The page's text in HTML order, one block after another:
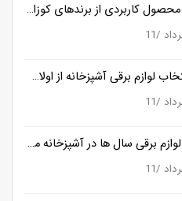
بررسی سه محصول کاربردی از برندهای کوزانو، روگن و ناسا
راهنمای انتخاب لوازم برقی آشپزخانه از اولان کالا
چرا بعضی لوازم برقی سال ها در آشپزخانه می مانند و بعضی دیگر خیلی زود کنار گذاشته می شوند؟